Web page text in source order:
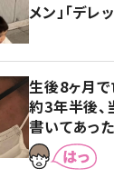
メン」「デレ
生後8ヶ月
約3年半後
書いてあっ